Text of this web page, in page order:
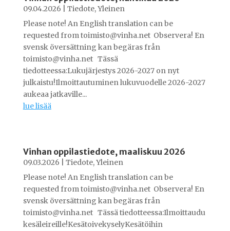
09.04.2026 Tiedote,Yleinen
Please note! An English translation can be
requested from toimisto@vinha.net Observera! En
svensk översättning kan begäras från
toimisto@vinha.net Tässä
tiedotteessa:Lukujärjestys 2026-2027 on nyt
julkaistu!Ilmoittautuminen lukuvuodelle 2026-2027
aukeaa jatkaville...
lue lisää
Vinhan oppilastiedote, maaliskuu 2026
09.03.2026 Tiedote,Yleinen
Please note! An English translation can be
requested from toimisto@vinha.net Observera! En
svensk översättning kan begäras från
toimisto@vinha.net Tässä tiedotteessa:Ilmoittaudu
kesäleireille!KesätoivekyselyKesätöihin